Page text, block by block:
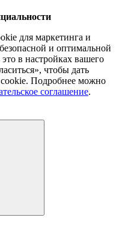
для маркетинга и
и оптимальной
в настройках вашего
чтобы дать
cookie. Подробнее можно
соглашение.